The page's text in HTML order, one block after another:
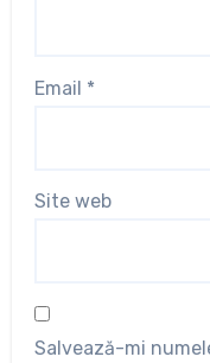
Email *
Site web
Salvează-mi